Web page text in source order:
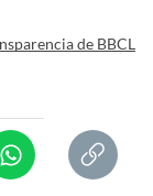
de BBCL